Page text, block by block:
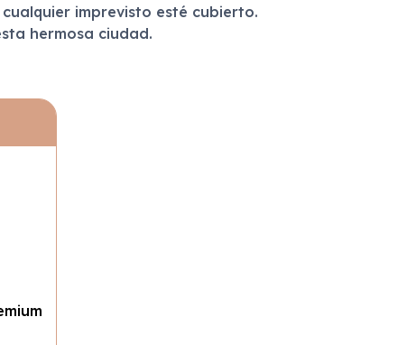
imprevisto esté cubierto.
hermosa ciudad.